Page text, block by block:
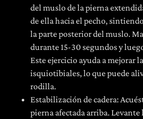
del muslo de la pierna
de ella hacia el pecho,
la parte posterior del muslo.
durante 15-30 segundos y
Este ejercicio ayuda a mejorar
isquiotibiales, lo que puede
rodilla.
Estabilización de cadera:
pierna afectada arriba. Levante